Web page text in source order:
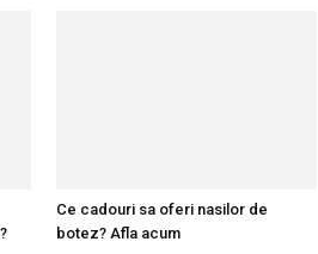
Ce cadouri sa oferi nasilor de
botez? Afla acum